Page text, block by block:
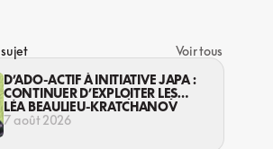
Voir tous
D’ADO-ACTIF À INITIATIVE JAPA :
CONTINUER D’EXPLOITER LES
JEUNES… DANS LA LÉGALITÉ?
LÉA BEAULIEU-KRATCHANOV
7 août 2026